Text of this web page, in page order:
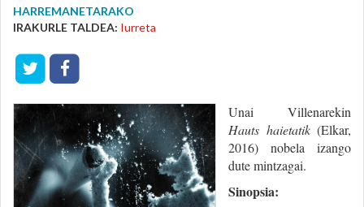
HARREMANETARAKO
IRAKURLE TALDEA: Iurreta
Unai Villenarekin
Hauts haietatik(Elkar,
2016) nobela izango
dute mintzagai.
Sinopsia: